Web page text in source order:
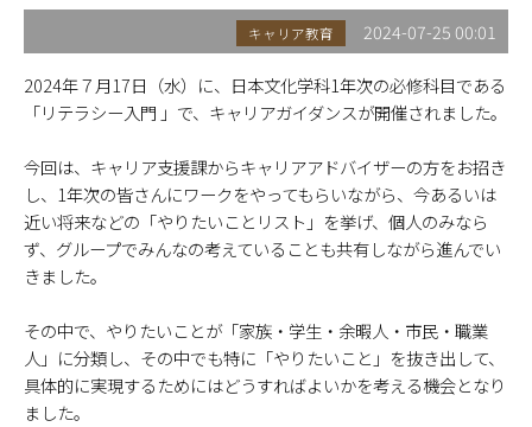
キャリア教育 2024-07-25 00:01
2024年７月17日（水）に、日本文化学科1年次の必修科目である
「リテラシー入門 」で、キャリアガイダンスが開催されました。
今回は、キャリア支援課からキャリアアドバイザーの方をお招き
し、1年次の皆さんにワークをやってもらいながら、今あるいは
近い将来などの「やりたいことリスト」を挙げ、個人のみなら
ず、グループでみんなの考えていることも共有しながら進んでい
きました。
その中で、やりたいことが「家族・学生・余暇人・市民・職業
人」に分類し、その中でも特に「やりたいこと」を抜き出して、
具体的に実現するためにはどうすればよいかを考える機会となり
ました。